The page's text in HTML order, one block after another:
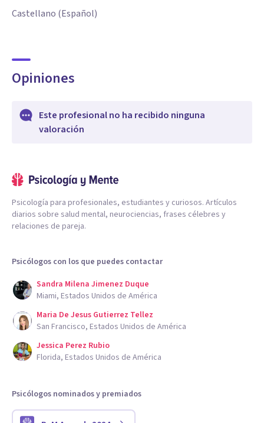
Castellano (Español)
Opiniones
Este profesional no ha recibido ninguna
valoración
Psicología para profesionales, estudiantes y curiosos. Artículos
diarios sobre salud mental, neurociencias, frases célebres y
relaciones de pareja.
Psicólogos con los que puedes contactar
Sandra Milena Jimenez Duque
Miami, Estados Unidos de América
Maria De Jesus Gutierrez Tellez
San Francisco, Estados Unidos de América
Jessica Perez Rubio
Florida, Estados Unidos de América
Psicólogos nominados y premiados